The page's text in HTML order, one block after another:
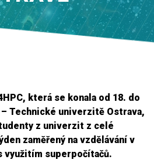
která se konala od 18. do
– Technické univerzitě Ostrava,
z univerzit z celé
zaměřený na vzdělávání v
využitím superpočítačů.